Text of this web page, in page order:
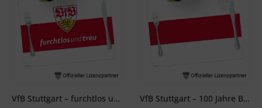
VfB Stuttgart – furchtlos und treu – Tischset VfB Stuttgart – 100 Jahre Brustring – Tischset